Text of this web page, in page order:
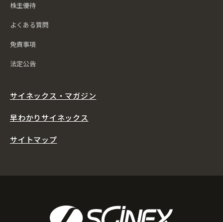
株主優待
よくある質問
免責事項
法定公告
サイネックス・マガジン
早わかりサイネックス
サイトマップ